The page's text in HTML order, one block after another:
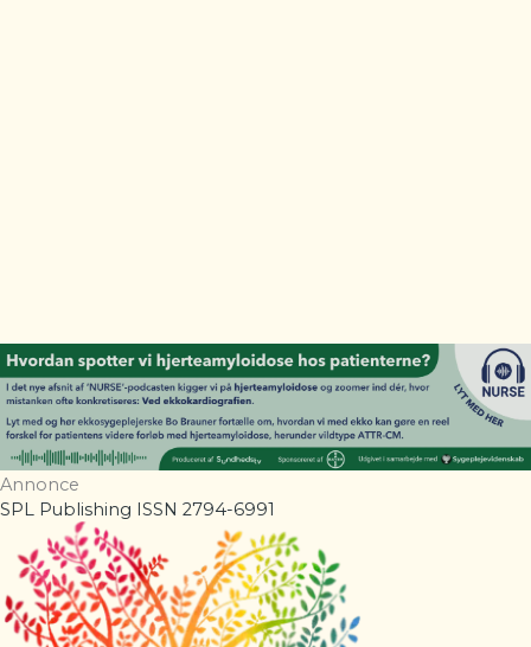
Annonce
SPL Publishing ISSN 2794-6991